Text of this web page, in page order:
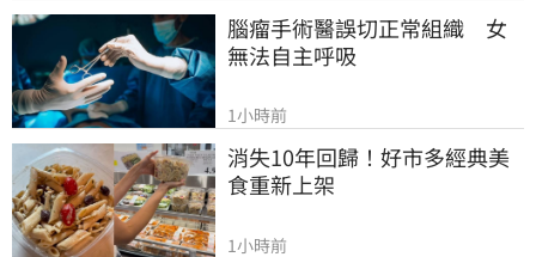
腦瘤手術醫誤切正常組織　女
無法自主呼吸
1小時前
消失10年回歸！好市多經典美
食重新上架
1小時前